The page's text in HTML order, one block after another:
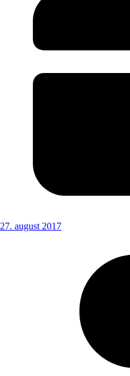
27. august 2017